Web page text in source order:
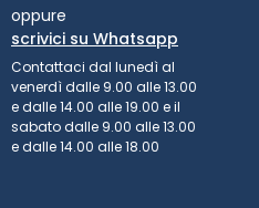
oppure
scrivici su Whatsapp
Contattaci dal lunedì al
venerdì dalle 9.00 alle 13.00
e dalle 14.00 alle 19.00 e il
sabato dalle 9.00 alle 13.00
e dalle 14.00 alle 18.00